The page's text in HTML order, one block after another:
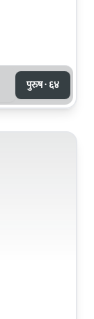
पुरुष · ६४